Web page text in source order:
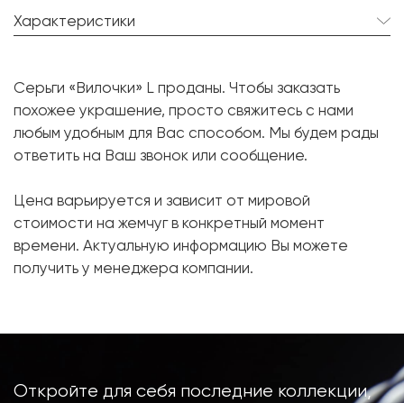
Характеристики
Форма:
Круглая
Бриллиант:
20 шт. 0.60 карат.
Форма огранки:
Металл:
Белое золото, 750 проба
Вес грамм:
Серьги «Вилочки» L проданы. Чтобы заказать
похожее украшение, просто свяжитесь с нами
любым удобным для Вас способом. Мы будем рады
ответить на Ваш звонок или сообщение.
Цена варьируется и зависит от мировой
стоимости на жемчуг в конкретный момент
времени. Актуальную информацию Вы можете
получить у менеджера компании.
Откройте для себя последние коллекции,